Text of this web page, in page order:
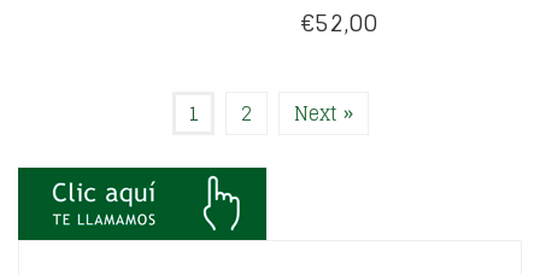
€52,00
1 2 Next »